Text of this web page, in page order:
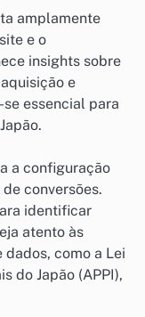
amplamente
e o
insights sobre
e
essencial para
a configuração
conversões.
identificar
atento às
como a Lei
do Japão (APPI),